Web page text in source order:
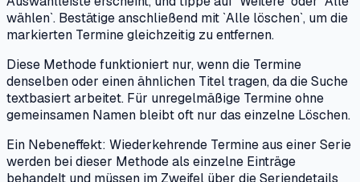
wählen`. Bestätige anschließend mit `Alle löschen`, um die
markierten Termine gleichzeitig zu entfernen.
Diese Methode funktioniert nur, wenn die Termine
denselben oder einen ähnlichen Titel tragen, da die Suche
textbasiert arbeitet. Für unregelmäßige Termine ohne
gemeinsamen Namen bleibt oft nur das einzelne Löschen.
Ein Nebeneffekt: Wiederkehrende Termine aus einer Serie
werden bei dieser Methode als einzelne Einträge
behandelt und müssen im Zweifel über die Seriendetails